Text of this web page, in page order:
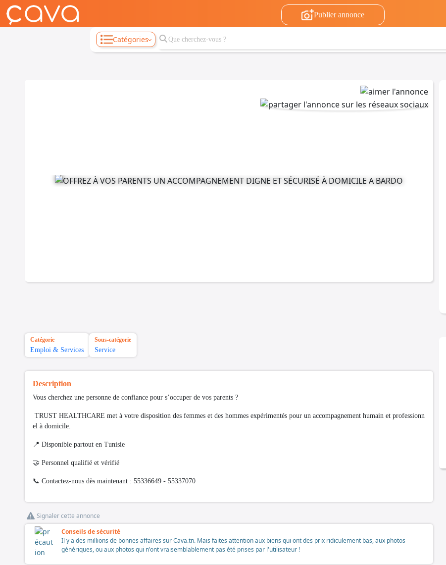
Publier annonce
Catégories
Catégorie
Emploi & Services
Sous-catégorie
Service
Description
Vous cherchez une personne de confiance pour s’occuper de vos parents ?
TRUST HEALTHCARE met à votre disposition des femmes et des hommes expérimentés pour un accompagnement humain et professionn
el à domicile.
📍 Disponible partout en Tunisie
🤝 Personnel qualifié et vérifié
📞 Contactez-nous dès maintenant : 55336649 - 55337070
Signaler cette annonce
Conseils de sécurité
Il y a des millions de bonnes affaires sur Cava.tn. Mais faites attention aux biens qui ont des prix ridiculement bas, aux photos
génériques, ou aux photos qui n'ont vraisemblablement pas été prises par l'utilisateur !